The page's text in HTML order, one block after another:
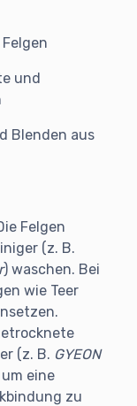
und
Blenden aus
Felgen
(z. B.
) waschen. Bei
wie Teer
(z. B. GYEON
eine
zu